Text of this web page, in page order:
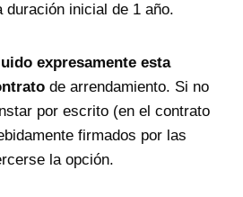
duración inicial de 1 año.
expresamente esta
de arrendamiento. Si no
por escrito (en el contrato
firmados por las
la opción.